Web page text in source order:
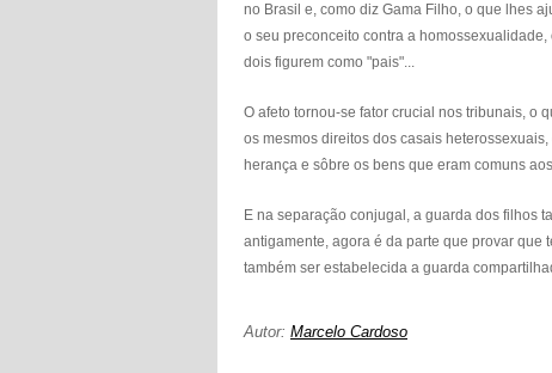
no Brasil e, como diz Gama Filho, o que lhes
o seu preconceito contra a
dois figurem como "pais"...
O afeto tornou-se fator crucial nos tribunais, o
os mesmos direitos dos casais
herança e sôbre os bens que eram comuns
E na separação conjugal, a guarda dos filhos
antigamente, agora é da parte que provar que
também ser estabelecida a guarda
Autor: Marcelo Cardoso